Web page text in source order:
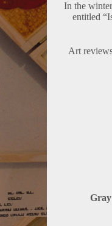
In the
entitled
Art
Gray